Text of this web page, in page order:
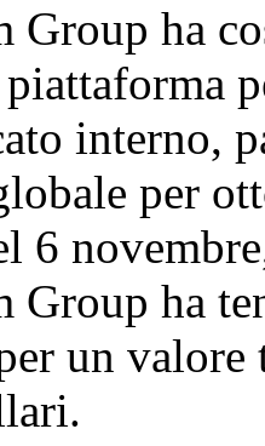
Group ha
interno,
per
6
Group ha
un